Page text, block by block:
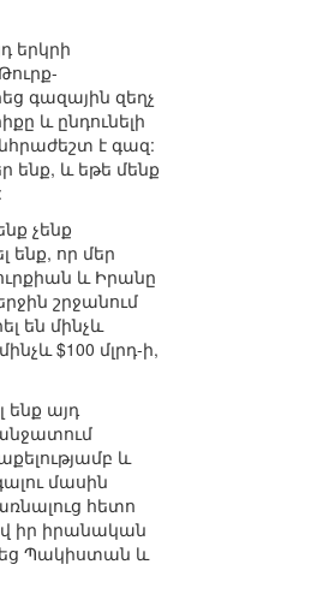
երկրի
գազային զեղչ
և ընդունելի
է գազ:
ենք, և եթե մենք
:
չենք
որ մեր
և Իրանը
շրջանում
են մինչև
$100 մլրդ-ի,
այդ
և
մասին
հետո
իր իրանական
Պակիստան և